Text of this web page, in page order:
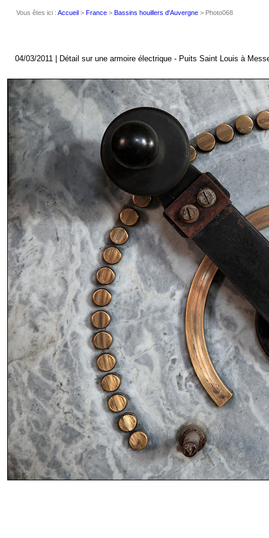
Vous êtes ici : Accueil > France > Bassins houillers d'Auvergne > Photo068
04/03/2011 | Détail sur une armoire électrique - Puits Saint Louis à